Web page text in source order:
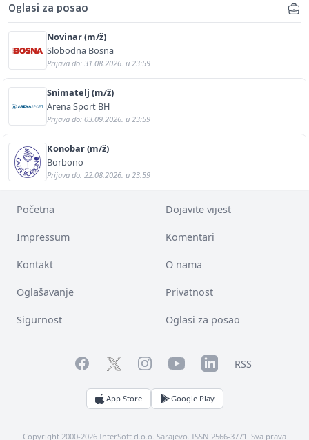
Oglasi za posao
Novinar (m/ž)
Slobodna Bosna
Prijava do: 31.08.2026. u 23:59
Snimatelj (m/ž)
Arena Sport BH
Prijava do: 03.09.2026. u 23:59
Konobar (m/ž)
Borbono
Prijava do: 22.08.2026. u 23:59
Početna Dojavite vijest
Impressum Komentari
Kontakt O nama
Oglašavanje Privatnost
Sigurnost Oglasi za posao
FacebookTwitterInstagramYouTubeLinkedInRSS
App Store Google Play
Copyright 2000-2026 InterSoft d.o.o. Sarajevo. ISSN 2566-3771. Sva prava